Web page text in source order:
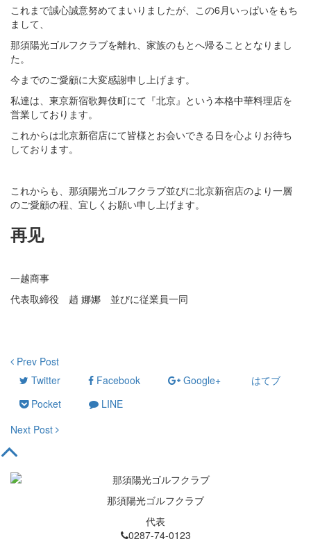
これまで誠心誠意努めてまいりましたが、この6月いっぱいをもち
まして、
那須陽光ゴルフクラブを離れ、家族のもとへ帰ることとなりまし
た。
今までのご愛顧に大変感謝申し上げます。
私達は、東京新宿歌舞伎町にて『北京』という本格中華料理店を
営業しております。
これからは北京新宿店にて皆様とお会いできる日を心よりお待ち
しております。
これからも、那須陽光ゴルフクラブ並びに北京新宿店のより一層
のご愛顧の程、宜しくお願い申し上げます。
再见
一越商事
代表取締役 趙 娜娜 並びに従業員一同
Prev Post
Twitter
Facebook Google+
はてブ
Pocket
LINE
Next Post
那須陽光ゴルフクラブ
代表
0287-74-0123